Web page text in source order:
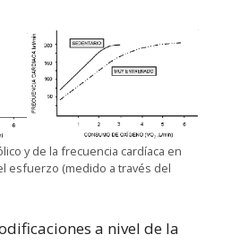
y de la frecuencia cardíaca en
esfuerzo (medido a través del
a nivel de la